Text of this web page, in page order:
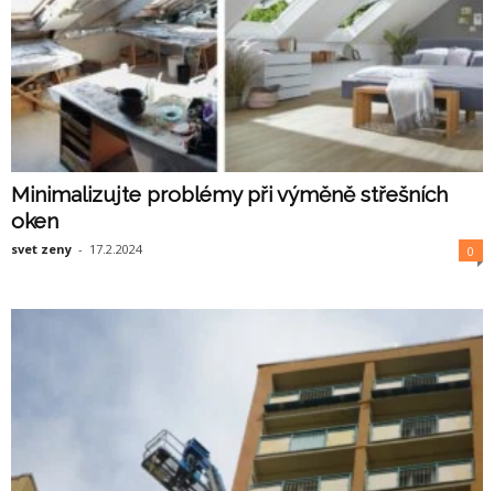
Minimalizujte problémy při výměně střešních
oken
svet zeny - 17.2.2024 0